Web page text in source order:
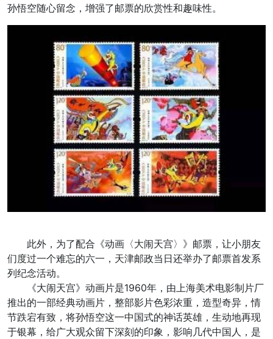
孙悟空随心留念，增强了邮票的欣赏性和趣味性。
此外，为了配合《动画〈大闹天宫〉》邮票，让小朋友
们度过一个难忘的六一，天津邮政当日还举办了邮票首发系
列纪念活动。
《大闹天宫》动画片是1960年，由上海美术电影制片厂
推出的一部经典动画片，整部影片色彩浓重，造型奇异，情
节跌宕有致，将孙悟空这一中国式的神话英雄，生动地再现
于银幕，给广大观众留下深刻的印象，影响几代中国人，是